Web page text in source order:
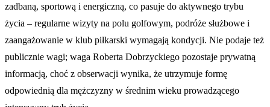
zadbaną, sportową i energiczną, co pasuje do aktywnego trybu
życia – regularne wizyty na polu golfowym, podróże służbowe i
zaangażowanie w klub piłkarski wymagają kondycji. Nie podaje też
publicznie wagi; waga Roberta Dobrzyckiego pozostaje prywatną
informacją, choć z obserwacji wynika, że utrzymuje formę
odpowiednią dla mężczyzny w średnim wieku prowadzącego